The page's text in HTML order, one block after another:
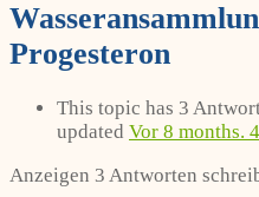
Progesteron
This topic has 3
updated Vor 8 months.
Anzeigen 3 Antworten